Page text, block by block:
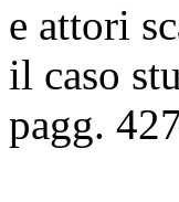
e attori
il caso
pagg.